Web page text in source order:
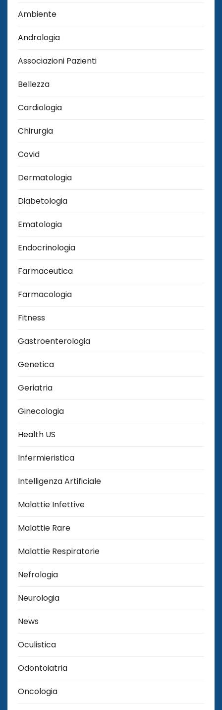
Ambiente
Andrologia
Associazioni Pazienti
Bellezza
Cardiologia
Chirurgia
Covid
Dermatologia
Diabetologia
Ematologia
Endocrinologia
Farmaceutica
Farmacologia
Fitness
Gastroenterologia
Genetica
Geriatria
Ginecologia
Health US
Infermieristica
Intelligenza Artificiale
Malattie Infettive
Malattie Rare
Malattie Respiratorie
Nefrologia
Neurologia
News
Oculistica
Odontoiatria
Oncologia